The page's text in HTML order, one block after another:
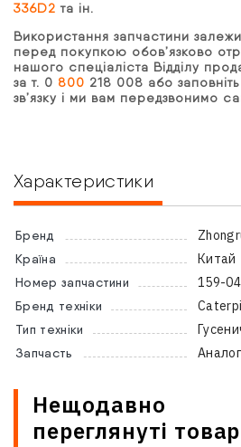
336D2 та ін.
Використання запчастини
перед покупкою обов’язково
нашого спеціаліста Відділу
за т. 0 800 218 008 або
зв’язку і ми вам передзвонимо
Характеристики
Бренд
Країна Китай
Номер запчастини 159-
Бренд техніки
Тип техніки
Запчасть Аналог
Нещодавно
переглянуті